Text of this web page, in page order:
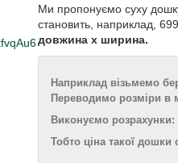
Ми пропонуємо суху
становить, наприклад,
довжина x ширина.
Наприклад візьмемо
Переводимо розміри в
Виконуємо розрахунки:
Тобто ціна такої дошки